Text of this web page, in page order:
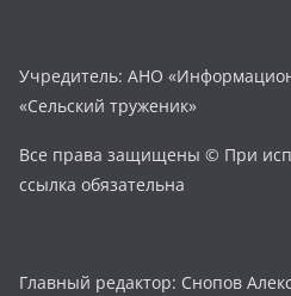
Учредитель: АНО
«Сельский труженик»
Все права защищены © При
ссылка обязательна
Главный редактор: Снопов